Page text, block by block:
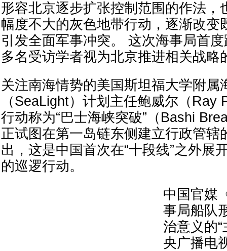
形容北京逐步扩张控制范围的作法，
幅度不大的灰色地带行动，逐渐改变
引发全面军事冲突。 这次海事局首
多名受访学者视为北京推进相关战略
关注南海情势的美国斯坦福大学附属
（SeaLight）计划主任鲍威尔（Ray
行动称为“巴士海峡突破”（Bashi
正试图在第一岛链东侧建立行政管辖
出，这是中国首次在“十段线”之外展
的巡逻行动。
中国官媒
事局船队
治意义的
央广播电